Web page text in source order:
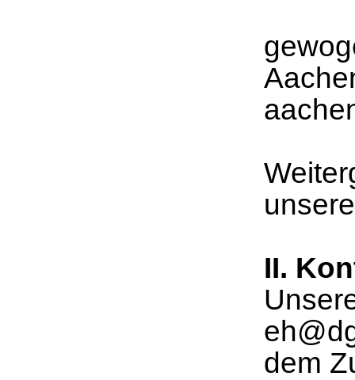
II.
dem